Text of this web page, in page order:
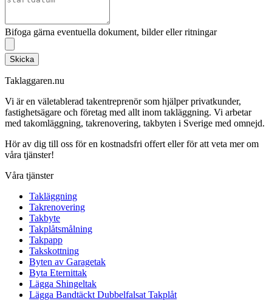
Bifoga gärna eventuella dokument, bilder eller ritningar
Skicka
Taklaggaren.nu
Vi är en väletablerad takentreprenör som hjälper privatkunder,
fastighetsägare och företag med allt inom takläggning. Vi arbetar
med takomläggning, takrenovering, takbyten i Sverige med omnejd.
Hör av dig till oss för en kostnadsfri offert eller för att veta mer om
våra tjänster!
Våra tjänster
Takläggning
Takrenovering
Takbyte
Takplåtsmålning
Takpapp
Takskottning
Byten av Garagetak
Byta Eternittak
Lägga Shingeltak
Lägga Bandtäckt Dubbelfalsat Takplåt